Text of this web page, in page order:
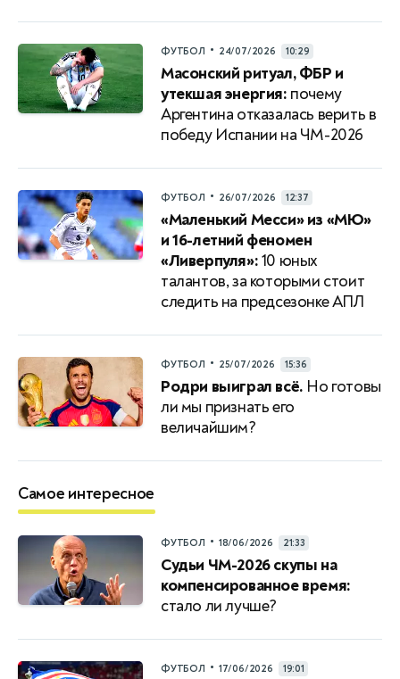
ФУТБОЛ • 24/07/2026 10:29
Масонский ритуал, ФБР и
утекшая энергия: почему
Аргентина отказалась верить в
победу Испании на ЧМ-2026
ФУТБОЛ • 26/07/2026 12:37
«Маленький Месси» из «МЮ»
и 16-летний феномен
«Ливерпуля»:10 юных
талантов, за которыми стоит
следить на предсезонке АПЛ
ФУТБОЛ • 25/07/2026 15:36
Родри выиграл всё. Но готовы
ли мы признать его
величайшим?
Самое интересное
ФУТБОЛ • 18/06/2026 21:33
Судьи ЧМ-2026 скупы на
компенсированное время:
стало ли лучше?
ФУТБОЛ • 17/06/2026 19:01